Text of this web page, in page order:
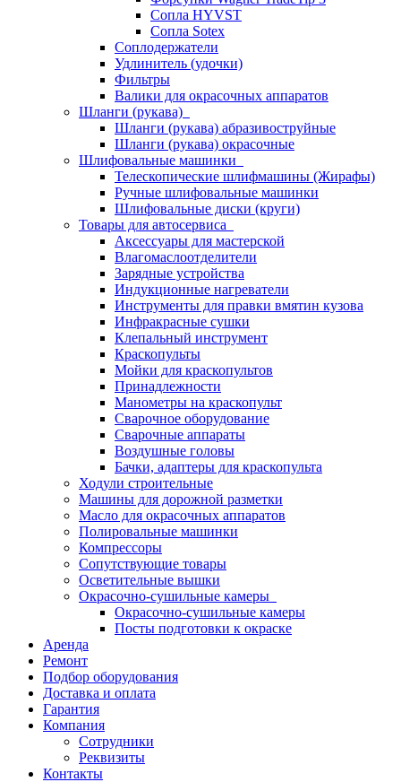
Сопла HYVST
Сопла Sotex
Соплодержатели
Удлинитель (удочки)
Фильтры
Валики для окрасочных аппаратов
Шланги (рукава)
Шланги (рукава) абразивоструйные
Шланги (рукава) окрасочные
Шлифовальные машинки
Телескопические шлифмашины (Жирафы)
Ручные шлифовальные машинки
Шлифовальные диски (круги)
Товары для автосервиса
Аксессуары для мастерской
Влагомаслоотделители
Зарядные устройства
Индукционные нагреватели
Инструменты для правки вмятин кузова
Инфракрасные сушки
Клепальный инструмент
Краскопульты
Мойки для краскопультов
Принадлежности
Манометры на краскопульт
Сварочное оборудование
Сварочные аппараты
Воздушные головы
Бачки, адаптеры для краскопульта
Ходули строительные
Машины для дорожной разметки
Масло для окрасочных аппаратов
Полировальные машинки
Компрессоры
Сопутствующие товары
Осветительные вышки
Окрасочно-сушильные камеры
Окрасочно-сушильные камеры
Посты подготовки к окраске
Аренда
Ремонт
Подбор оборудования
Доставка и оплата
Гарантия
Компания
Сотрудники
Реквизиты
Контакты